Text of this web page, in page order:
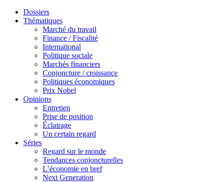
Dossiers
Thématiques
Marché du travail
Finance / Fiscalité
International
Politique sociale
Marchés financiers
Conjoncture / croissance
Politiques économiques
Prix Nobel
Opinions
Entretien
Prise de position
Éclairage
Un certain regard
Séries
Regard sur le monde
Tendances conjoncturelles
L’économie en bref
Next Generation